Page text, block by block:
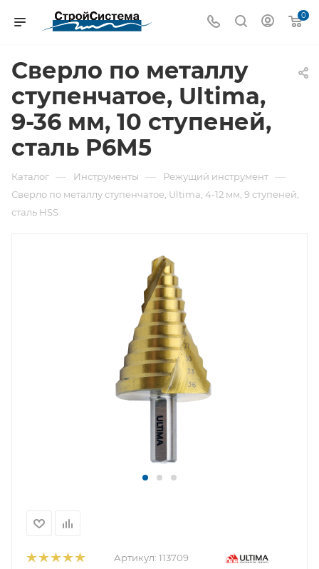
0
Сверло по металлу
ступенчатое, Ultima,
9-36 мм, 10 ступеней,
сталь P6M5
Каталог — Инструменты — Режущий инструмент —
Сверло по металлу ступенчатое, Ultima, 4-12 мм, 9 ступеней,
сталь HSS
Артикул: 113709